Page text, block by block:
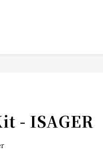
- ISAGER